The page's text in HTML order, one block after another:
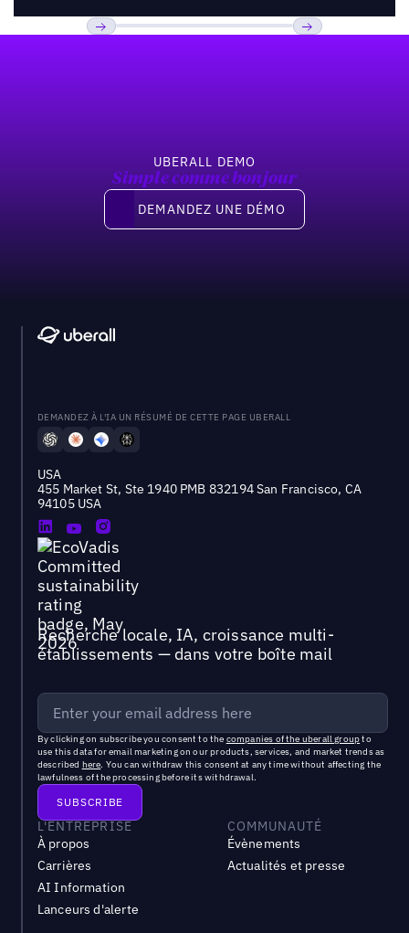
UBERALL DEMO
Simple comme bonjour
Demandez une démo
DEMANDEZ UNE DÉMO
DEMANDEZ À L'IA UN RÉSUMÉ DE CETTE PAGE UBERALL
USA
455 Market St, Ste 1940 PMB 832194 San Francisco, CA
94105 USA
Recherche locale, IA, croissance multi-
établissements — dans votre boîte mail
By clicking on subscribe you consent to the companies of the uberall groupto
use this data for email marketing on our products, services, and market trends as
described here. You can withdraw this consent at any time without affecting the
lawfulness of the processing before its withdrawal.
L'ENTREPRISE
À propos
Carrières
AI Information
Lanceurs d'alerte
COMMUNAUTÉ
Évènements
Actualités et presse